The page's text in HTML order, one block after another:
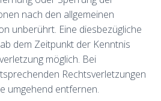
nach den allgemeinen
unberührt. Eine diesbezügliche
dem Zeitpunkt der Kenntnis
möglich. Bei
Rechtsverletzungen
umgehend entfernen.